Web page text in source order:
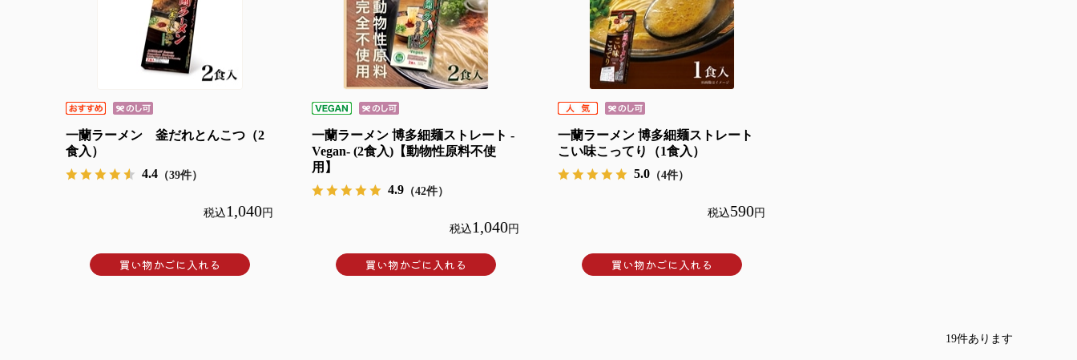
一蘭ラーメン 釜だれとんこつ（2
食入）
4.4 （39件）
税込1,040円
買い物かごに入れる
一蘭ラーメン 博多細麺ストレート -
Vegan- (2食入)【動物性原料不使
用】
4.9 （42件）
税込1,040円
買い物かごに入れる
一蘭ラーメン 博多細麺ストレート
こい味こってり（1食入）
5.0 （4件）
税込590円
買い物かごに入れる
19件あります